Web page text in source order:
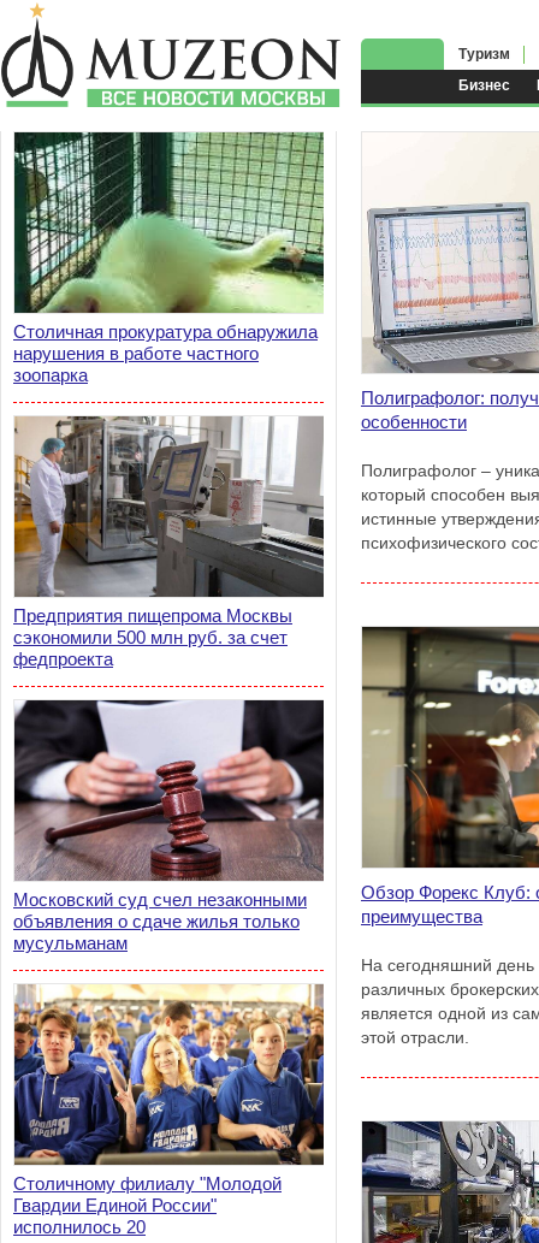
Бизнес
Туризм
Столичная прокуратура обнаружила
нарушения в работе частного
зоопарка
Предприятия пищепрома Москвы
сэкономили 500 млн руб. за счет
федпроекта
Московский суд счел незаконными
объявления о сдаче жилья только
мусульманам
Столичному филиалу "Молодой
Гвардии Единой России"
исполнилось 20
Полиграфолог:
особенности
Полиграфолог –
который способен
истинные
психофизического
Обзор Форекс Клуб:
преимущества
На сегодняшний день
различных
является одной из
этой отрасли.